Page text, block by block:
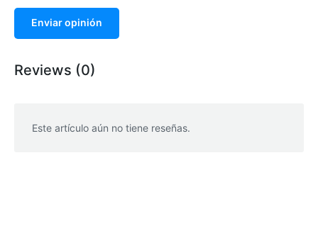
Enviar opinión
Reviews (0)
Este artículo aún no tiene reseñas.